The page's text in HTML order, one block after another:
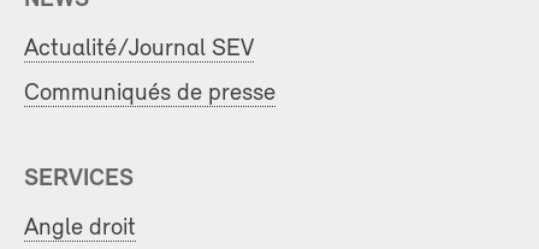
Actualité/Journal SEV
Communiqués de presse
SERVICES
Angle droit